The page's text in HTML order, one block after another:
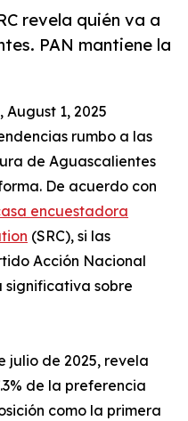
revela quién va a
PAN mantiene la
August 1, 2025
rumbo a las
de Aguascalientes
De acuerdo con
encuestadora
(SRC), si las
Acción Nacional
significativa sobre
julio de 2025, revela
de la preferencia
como la primera